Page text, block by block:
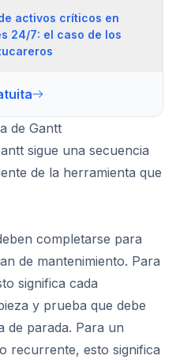
activos críticos en
24/7: el caso de los
de Gantt
sigue una secuencia
de la herramienta que
completarse para
de mantenimiento. Para
significa cada
y prueba que debe
de parada. Para un
recurrente, esto significa